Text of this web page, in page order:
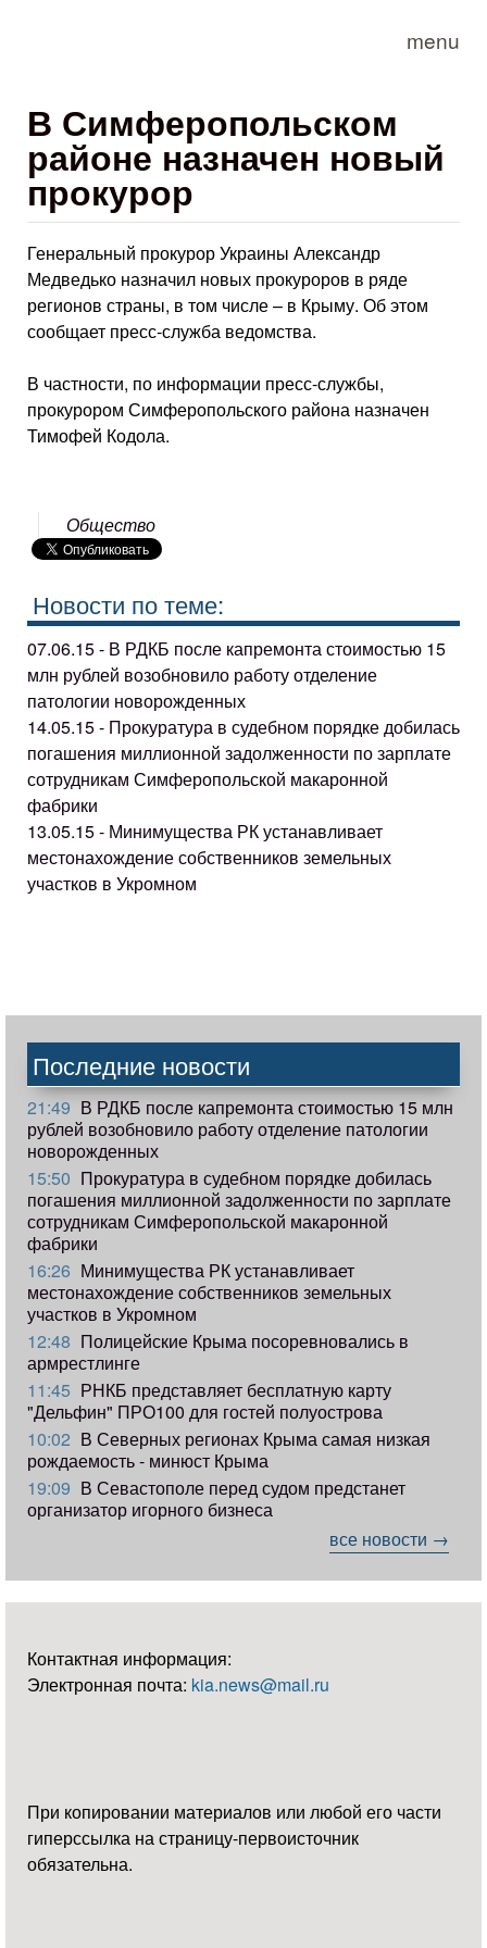
menu
В Симферопольском
районе назначен новый
прокурор
Генеральный прокурор Украины Александр
Медведько назначил новых прокуроров в ряде
регионов страны, в том числе – в Крыму. Об этом
сообщает пресс-служба ведомства.
В частности, по информации пресс-службы,
прокурором Симферопольского района назначен
Тимофей Кодола.
Общество
Новости по теме:
07.06.15 - В РДКБ после капремонта стоимостью 15
млн рублей возобновило работу отделение
патологии новорожденных
14.05.15 - Прокуратура в судебном порядке добилась
погашения миллионной задолженности по зарплате
сотрудникам Симферопольской макаронной
фабрики
13.05.15 - Минимущества РК устанавливает
местонахождение собственников земельных
участков в Укромном
Последние новости
21:49 В РДКБ после капремонта стоимостью 15 млн
рублей возобновило работу отделение патологии
новорожденных
15:50 Прокуратура в судебном порядке добилась
погашения миллионной задолженности по зарплате
сотрудникам Симферопольской макаронной
фабрики
16:26 Минимущества РК устанавливает
местонахождение собственников земельных
участков в Укромном
12:48 Полицейские Крыма посоревновались в
армрестлинге
11:45 РНКБ представляет бесплатную карту
"Дельфин" ПРО100 для гостей полуострова
10:02 В Северных регионах Крыма самая низкая
рождаемость - минюст Крыма
19:09 В Севастополе перед судом предстанет
организатор игорного бизнеса
все новости →
Контактная информация:
Электронная почта: kia.news@mail.ru
При копировании материалов или любой его части
гиперссылка на страницу-первоисточник
обязательна.